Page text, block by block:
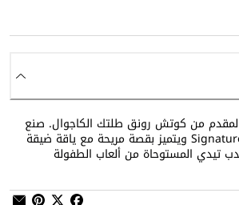
من كوتش رونق طلتك الكاجوال. صنع
من قطن فاخر بنقشة Signature ويتميز بقصة مريحة مع ياقة ضيقة
تيدي المستوحاة من ألعاب الطفولة